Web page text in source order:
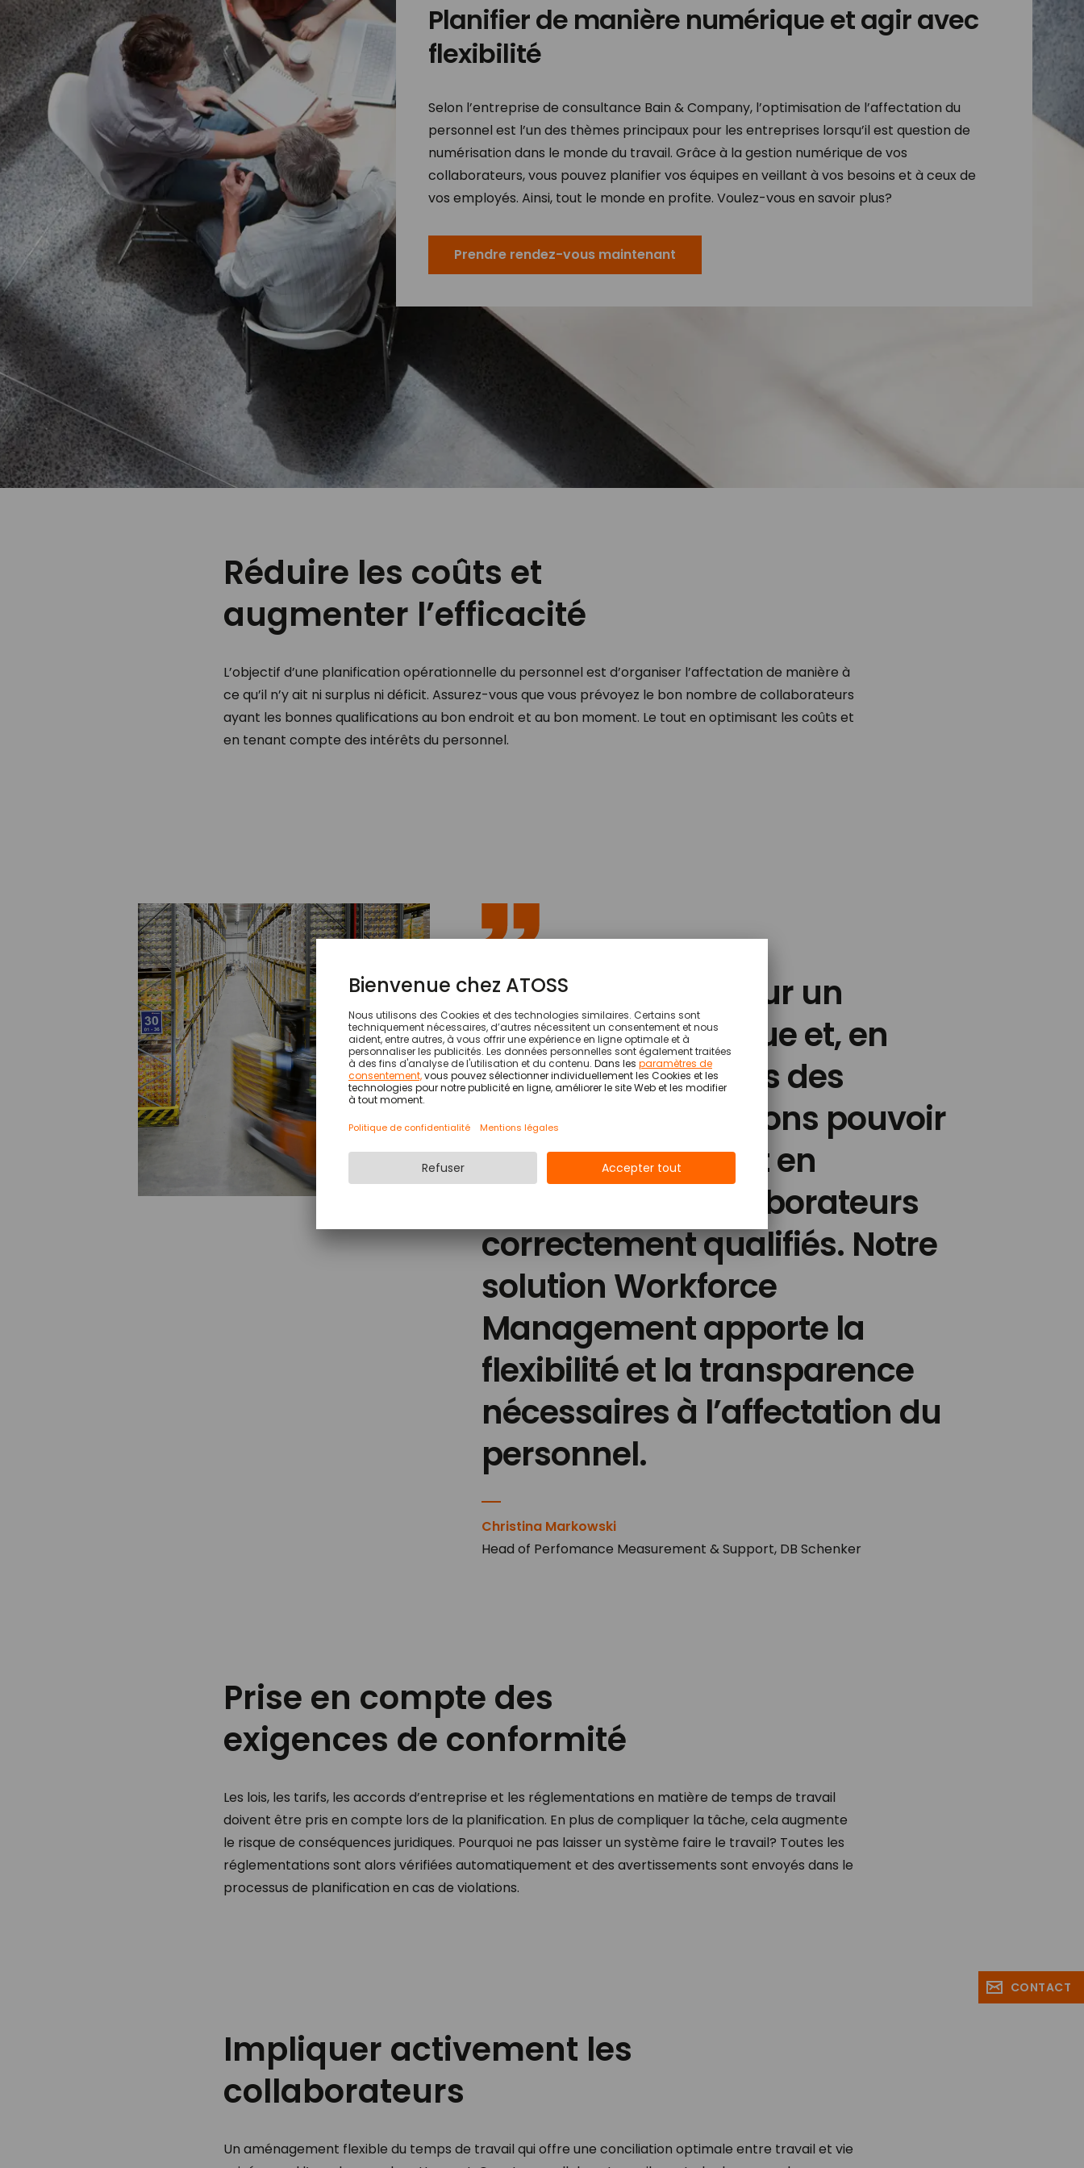
Planifier de manière numérique et agir avec
flexibilité
Selon l’entreprise de consultance Bain & Company, l’optimisation de l’affectation du
personnel est l’un des thèmes principaux pour les entreprises lorsqu’il est question de
numérisation dans le monde du travail. Grâce à la gestion numérique de vos
collaborateurs, vous pouvez planifier vos équipes en veillant à vos besoins et à ceux de
vos employés. Ainsi, tout le monde en profite. Voulez-vous en savoir plus?
Prendre rendez-vous maintenant
Réduire les coûts et
augmenter l’efficacité
L’objectif d’une planification opérationnelle du personnel est d’organiser l’affectation de manière à
ce qu’il n’y ait ni surplus ni déficit. Assurez-vous que vous prévoyez le bon nombre de collaborateurs
ayant les bonnes qualifications au bon endroit et au bon moment. Le tout en optimisant les coûts et
en tenant compte des intérêts du personnel.
Nous travaillons sur un
marché dynamique et, en
cas de fluctuations des
besoins, nous devons pouvoir
réagir rapidement en
trouvant des collaborateurs
correctement qualifiés. Notre
solution Workforce
Management apporte la
flexibilité et la transparence
nécessaires à l’affectation du
personnel.
Christina Markowski
Head of Perfomance Measurement & Support, DB Schenker
Prise en compte des
exigences de conformité
Les lois, les tarifs, les accords d’entreprise et les réglementations en matière de temps de travail
doivent être pris en compte lors de la planification. En plus de compliquer la tâche, cela augmente
le risque de conséquences juridiques. Pourquoi ne pas laisser un système faire le travail? Toutes les
réglementations sont alors vérifiées automatiquement et des avertissements sont envoyés dans le
processus de planification en cas de violations.
Impliquer activement les
collaborateurs
Un aménagement flexible du temps de travail qui offre une conciliation optimale entre travail et vie
CONTACT